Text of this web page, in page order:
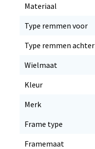
Materiaal
Type remmen voor
Type remmen achter
Wielmaat
Kleur
Merk
Frame type
Framemaat